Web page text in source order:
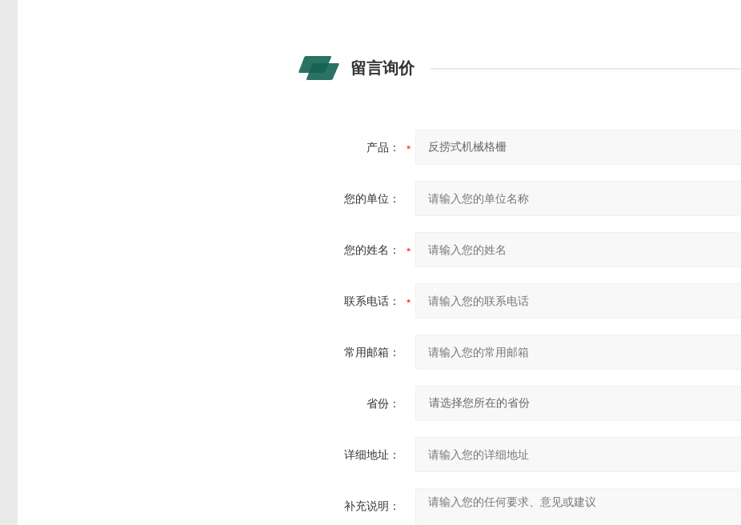
留言询价
产品：
您的单位：
您的姓名：
联系电话：
常用邮箱：
省份：
详细地址：
补充说明：